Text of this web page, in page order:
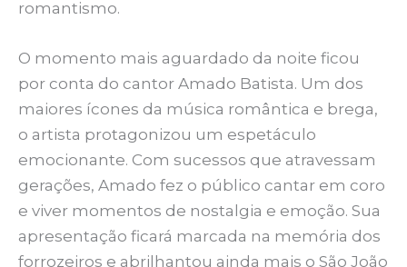
romantismo.
O momento mais aguardado da noite ficou
por conta do cantor Amado Batista. Um dos
maiores ícones da música romântica e brega,
o artista protagonizou um espetáculo
emocionante. Com sucessos que atravessam
gerações, Amado fez o público cantar em coro
e viver momentos de nostalgia e emoção. Sua
apresentação ficará marcada na memória dos
forrozeiros e abrilhantou ainda mais o São João